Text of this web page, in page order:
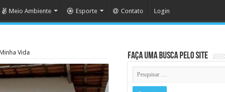
Meio Ambiente Esporte Contato Login
Vida Faça uma busca pelo Site